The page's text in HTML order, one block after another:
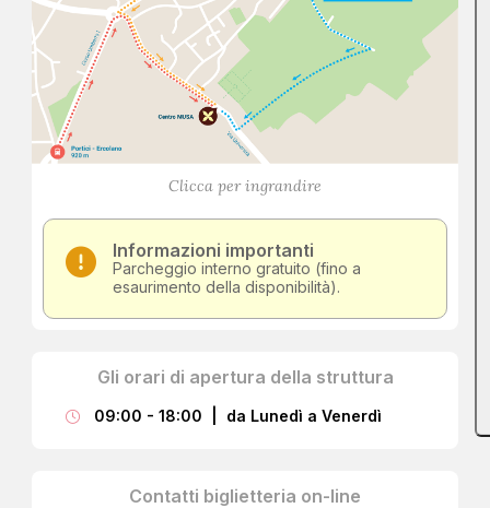
Clicca per ingrandire
Informazioni importanti
Parcheggio interno gratuito (fino a
esaurimento della disponibilità).
Gli orari di apertura della struttura
09:00 - 18:00 | da Lunedì a Venerdì
Contatti biglietteria on-line